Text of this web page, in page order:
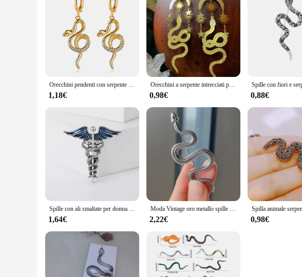
to offer unique and stylish jewelry to their customers. The SERPENTE IN
store or online marketplace. Whether you're looking to expand your inventory or to
Orecchini pendenti con serpente geometrico distorto con personalità europea Regali di gioielli gotici pregiati con zirconi in rilievo esagerati femminili
1,18€
Orecchini a serpente intrecciati pazzi per la personalità delle donne orecchini pendenti lunghi in metallo Color oro con stella e luna gioielli classici
0,98€ 0,88€
Spille con ali smaltate per donna Spille con serpente unisex Evento Festa Zaino Decorazione Accessori per vestiti
1,64€
Moda Vintage oro metallo spille a forma di serpente per donna uomo vestito abbigliamento personalizzato spilla di pitone spille da bavero gioielli per feste
2,22€ 0,98€